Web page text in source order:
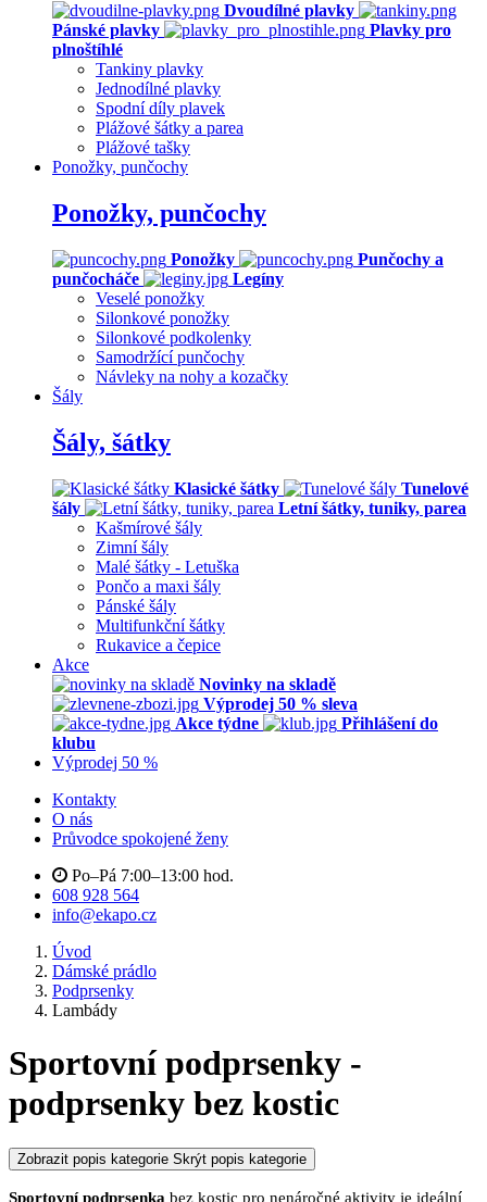
Dvoudílné plavky
Pánské plavky
Plavky pro
plnoštíhlé
Tankiny plavky
Jednodílné plavky
Spodní díly plavek
Plážové šátky a parea
Plážové tašky
Ponožky, punčochy
Ponožky, punčochy
Ponožky
Punčochy a
punčocháče
Legíny
Veselé ponožky
Silonkové ponožky
Silonkové podkolenky
Samodržící punčochy
Návleky na nohy a kozačky
Šály
Šály, šátky
Klasické šátky
Tunelové
šály
Letní šátky, tuniky, parea
Kašmírové šály
Zimní šály
Malé šátky - Letuška
Pončo a maxi šály
Pánské šály
Multifunkční šátky
Rukavice a čepice
Akce
Novinky na skladě
Výprodej 50 % sleva
Akce týdne
Přihlášení do
klubu
Výprodej 50 %
Kontakty
O nás
Průvodce spokojené ženy
Po–Pá 7:00–13:00 hod.
608 928 564
info@ekapo.cz
Úvod
Dámské prádlo
Podprsenky
Lambády
Sportovní podprsenky -
podprsenky bez kostic
Zobrazit popis kategorie Skrýt popis kategorie
Sportovní podprsenka bez kostic pro nenáročné aktivity je ideální